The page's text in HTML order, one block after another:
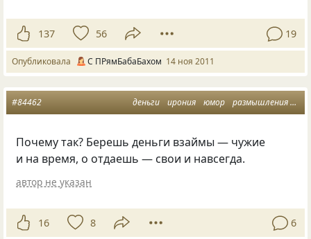
137 56 19
Опубликовала С ПРямБабаБахом 14 ноя 2011
деньги ирония юмор размышления
#84462
Почему так? Берешь деньги взаймы — чужие
и на время, о отдаешь — свои и навсегда.
автор не указан
16 8 6